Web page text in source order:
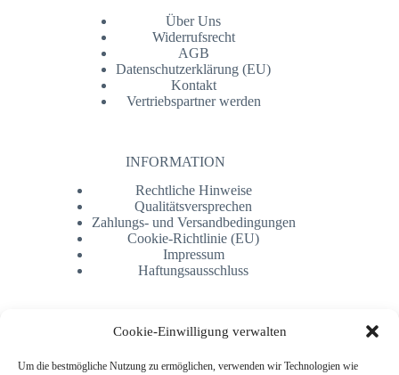
Cookie-Einwilligung verwalten
Um die bestmögliche Nutzung zu ermöglichen, verwenden wir Technologien wie
Über Uns
Widerrufsrecht
AGB
Datenschutzerklärung (EU)
Kontakt
Vertriebspartner werden
INFORMATION
Rechtliche Hinweise
Qualitätsversprechen
Zahlungs- und Versandbedingungen
Cookie-Richtlinie (EU)
Impressum
Haftungsausschluss
Newsletter